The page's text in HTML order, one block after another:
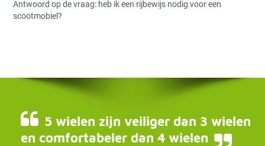
Antwoord op de vraag: heb ik een rijbewijs nodig voor een
scootmobiel?
5 wielen zijn veiliger dan 3 wielen
en comfortabeler dan 4 wielen